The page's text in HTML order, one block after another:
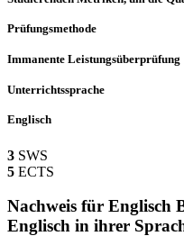
Prüfungsmethode
Immanente Leistungsüberprüfung
Unterrichtssprache
Englisch
3 SWS
5 ECTS
Nachweis für Englisch
Englisch in ihrer